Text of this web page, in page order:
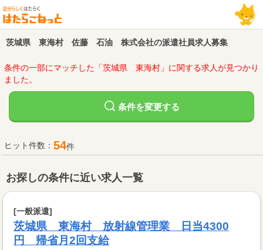
茨城県 東海村 佐藤 石油 株式会社の派遣社員求人募集
条件の一部にマッチした「茨城県 東海村」に関する求人が見つかり
ました。
条件を変更する
ヒット件数： 54件
お探しの条件に近い求人一覧
[一般派遣]
茨城県 東海村 放射線管理業 日当4300
円 帰省月2回支給